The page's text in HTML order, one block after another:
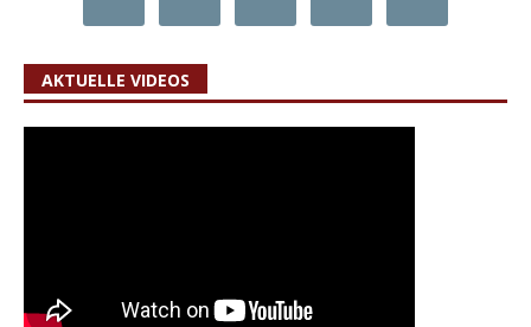
AKTUELLE VIDEOS